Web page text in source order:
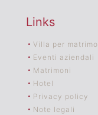
Links
Villa per
Eventi aziendali
Matrimoni
Hotel
Privacy policy
Note legali